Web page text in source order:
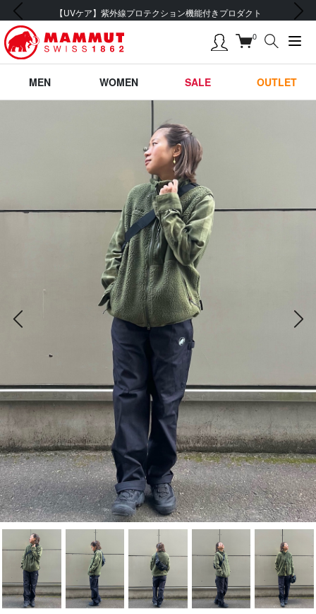
【UVケア】紫外線プロテクション機能付きプロダクト
前の画像 次の画像
0
MEN WOMEN SALE OUTLET